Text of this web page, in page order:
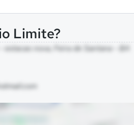
Limite?
nova, Feira de Santana - BA